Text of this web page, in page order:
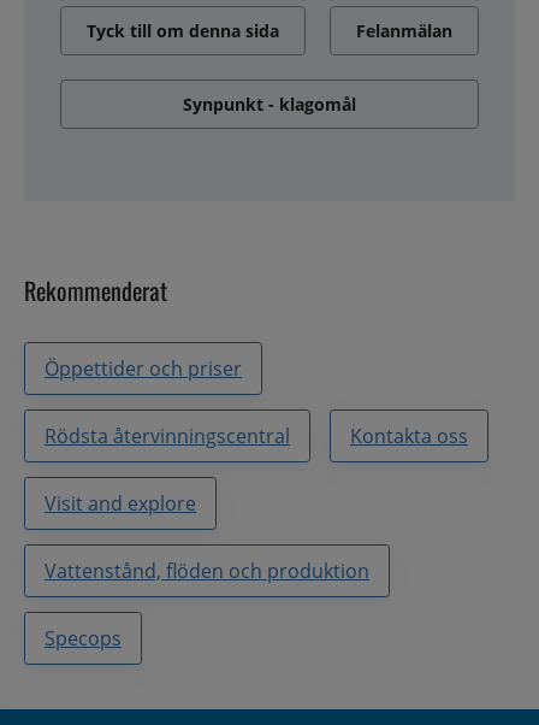
Tyck till om denna sida Felanmälan
Synpunkt - klagomål
Rekommenderat
Öppettider och priser
Rödsta återvinningscentral Kontakta oss
Visit and explore
Vattenstånd, flöden och produktion
Specops